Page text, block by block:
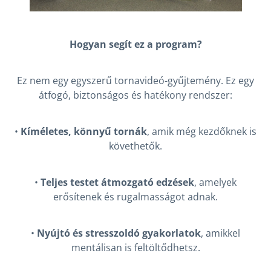
Hogyan segít ez a program?
Ez nem egy egyszerű tornavideó-gyűjtemény. Ez egy
átfogó, biztonságos és hatékony rendszer:
• Kíméletes, könnyű tornák, amik még kezdőknek is
követhetők.
• Teljes testet átmozgató edzések, amelyek
erősítenek és rugalmasságot adnak.
• Nyújtó és stresszoldó gyakorlatok, amikkel
mentálisan is feltöltődhetsz.